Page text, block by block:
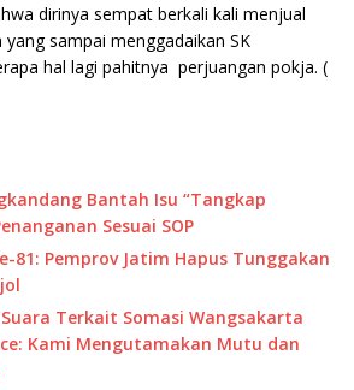
dirinya sempat berkali kali menjual
sampai menggadaikan SK
hal lagi pahitnya perjuangan pokja. (
Bantah Isu “Tangkap
Sesuai SOP
81: Pemprov Jatim Hapus Tunggakan
Terkait Somasi Wangsakarta
Kami Mengutamakan Mutu dan